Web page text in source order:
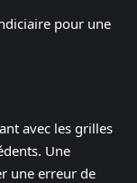
pour une
avec les grilles
Une
une erreur de